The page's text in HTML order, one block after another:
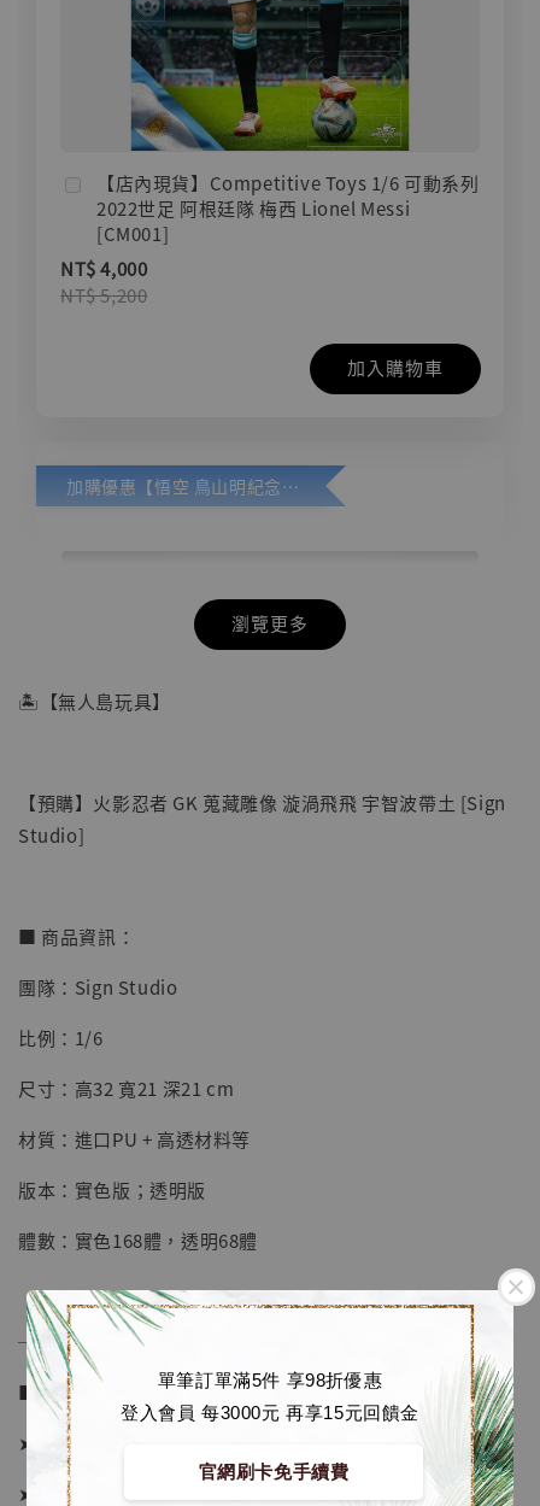
單筆訂單滿5件 享98折優惠
登入會員 每3000元 再享15元回饋金
官網刷卡免手續費
【店內現貨】Competitive Toys 1/6 可動系列
2022世足 阿根廷隊 梅西 Lionel Messi
[CM001]
NT$ 4,000
NT$ 5,200
加入購物車
加購優惠【悟空 鳥山明紀念款 [奇蹟工作室]】
【店內現貨】七龍珠 系列蒐藏雕像 悟空 鳥山
明紀念款 [奇蹟工作室]
NT$ 5,580
加購優惠【海賊王 布魯克達摩 [7STARS Studio]】
瀏覽更多
🏝【無人島玩具】
【預購】火影忍者 GK 蒐藏雕像 漩渦飛飛 宇智波帶土 [Sign
Studio]
■ 商品資訊：
團隊：Sign Studio
比例：1/6
尺寸：高32 寬21 深21 cm
材質：進口PU + 高透材料等
版本：實色版；透明版
體數：實色168體，透明68體
──────────────
■ 販售資訊 (NT$)：
➤ 實色版價格 3480元 (訂金1880)
➤ 透明版價格 3980元 (訂金2380)